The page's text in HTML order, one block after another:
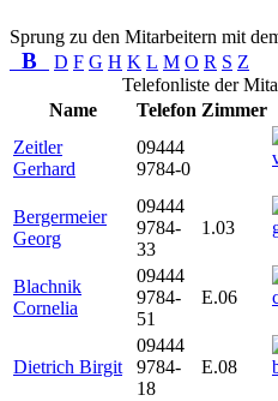
Sprung zu den Mitarbeitern mit
B D F G H K L M O R S Z
Telefonliste der
Name
Telefon Zimmer
Zeitler
Gerhard
09444
9784-0
Bergermeier
Georg
09444
9784-
33
1.03
Blachnik
Cornelia
09444
9784-
51
E.06
Dietrich Birgit
09444
9784-
18
E.08